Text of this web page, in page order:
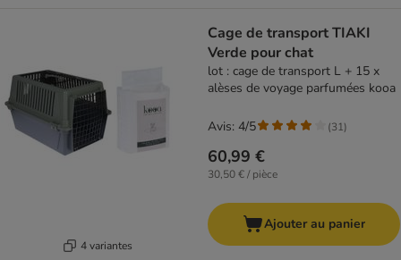
4 variantes
Cage de transport TIAKI
Verde pour chat
lot : cage de transport L + 15 x
alèses de voyage parfumées kooa
60,99 €
30,50 € / pièce
Avis: 4/5 (31)
Ajouter au panier